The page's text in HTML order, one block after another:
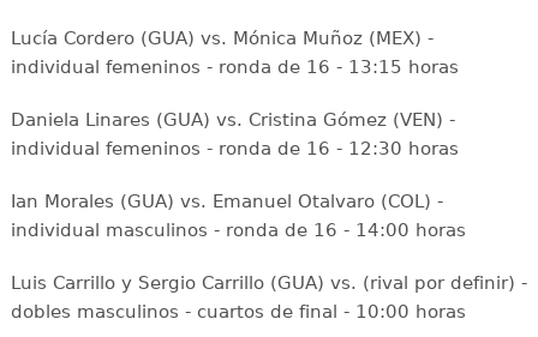
Lucía Cordero (GUA) vs. Mónica Muñoz (MEX) -
individual femeninos - ronda de 16 - 13:15 horas
Daniela Linares (GUA) vs. Cristina Gómez (VEN) -
individual femeninos - ronda de 16 - 12:30 horas
Ian Morales (GUA) vs. Emanuel Otalvaro (COL) -
individual masculinos - ronda de 16 - 14:00 horas
Luis Carrillo y Sergio Carrillo (GUA) vs. (rival por definir) -
dobles masculinos - cuartos de final - 10:00 horas